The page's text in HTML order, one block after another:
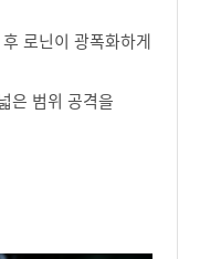
로닌이 광폭화하게
은 범위 공격을